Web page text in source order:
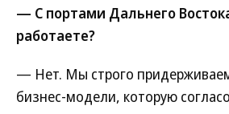
— С портами Дальнего
работаете?
— Нет. Мы строго
бизнес-модели, которую